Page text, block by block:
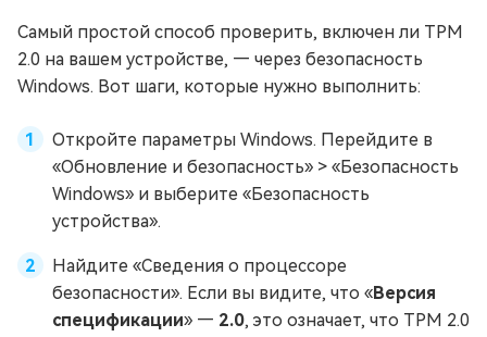
Самый простой способ проверить, включен ли TPM
2.0 на вашем устройстве, — через безопасность
Windows. Вот шаги, которые нужно выполнить:
Откройте параметры Windows. Перейдите в
«Обновление и безопасность» > «Безопасность
Windows» и выберите «Безопасность
устройства».
Найдите «Сведения о процессоре
безопасности». Если вы видите, что «Версия
спецификации» — 2.0, это означает, что TPM 2.0